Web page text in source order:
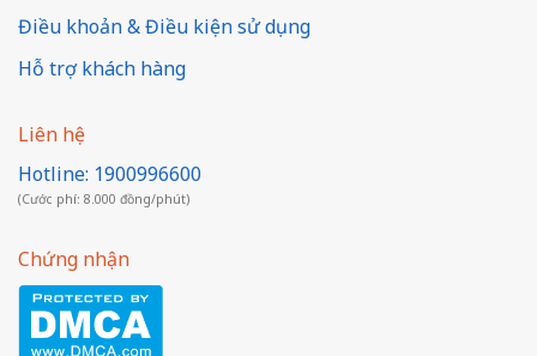
Điều khoản & Điều kiện sử dụng
Hỗ trợ khách hàng
Liên hệ
Hotline: 1900996600
(Cước phí: 8.000 đồng/phút)
Chứng nhận